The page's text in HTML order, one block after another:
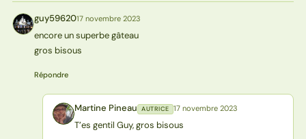
G guy5962017 novembre 2023
encore un superbe gâteau
gros bisous
Répondre
MP Martine Pineau AUTRICE 17 novembre 2023
T’es gentil Guy, gros bisous